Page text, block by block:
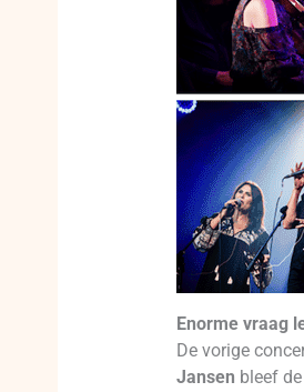
Enorme vraag
De vorige
Jansen bleef